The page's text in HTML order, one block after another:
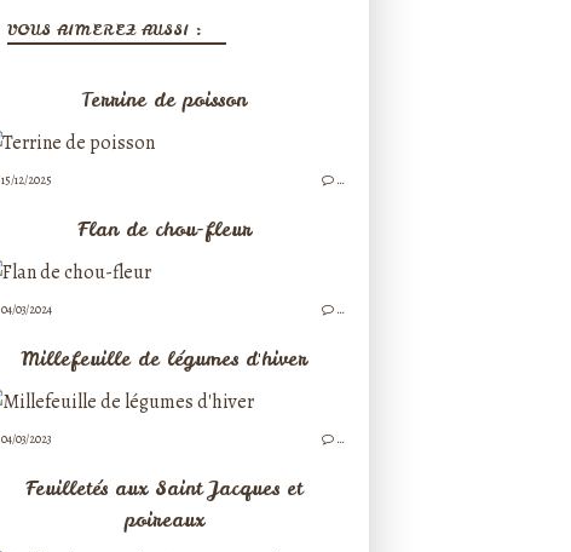
VOUS AIMEREZ AUSSI :
Terrine de poisson
15/12/2025 …
Flan de chou-fleur
04/03/2024 …
Millefeuille de légumes d'hiver
04/03/2023 …
Feuilletés aux Saint Jacques et
poireaux